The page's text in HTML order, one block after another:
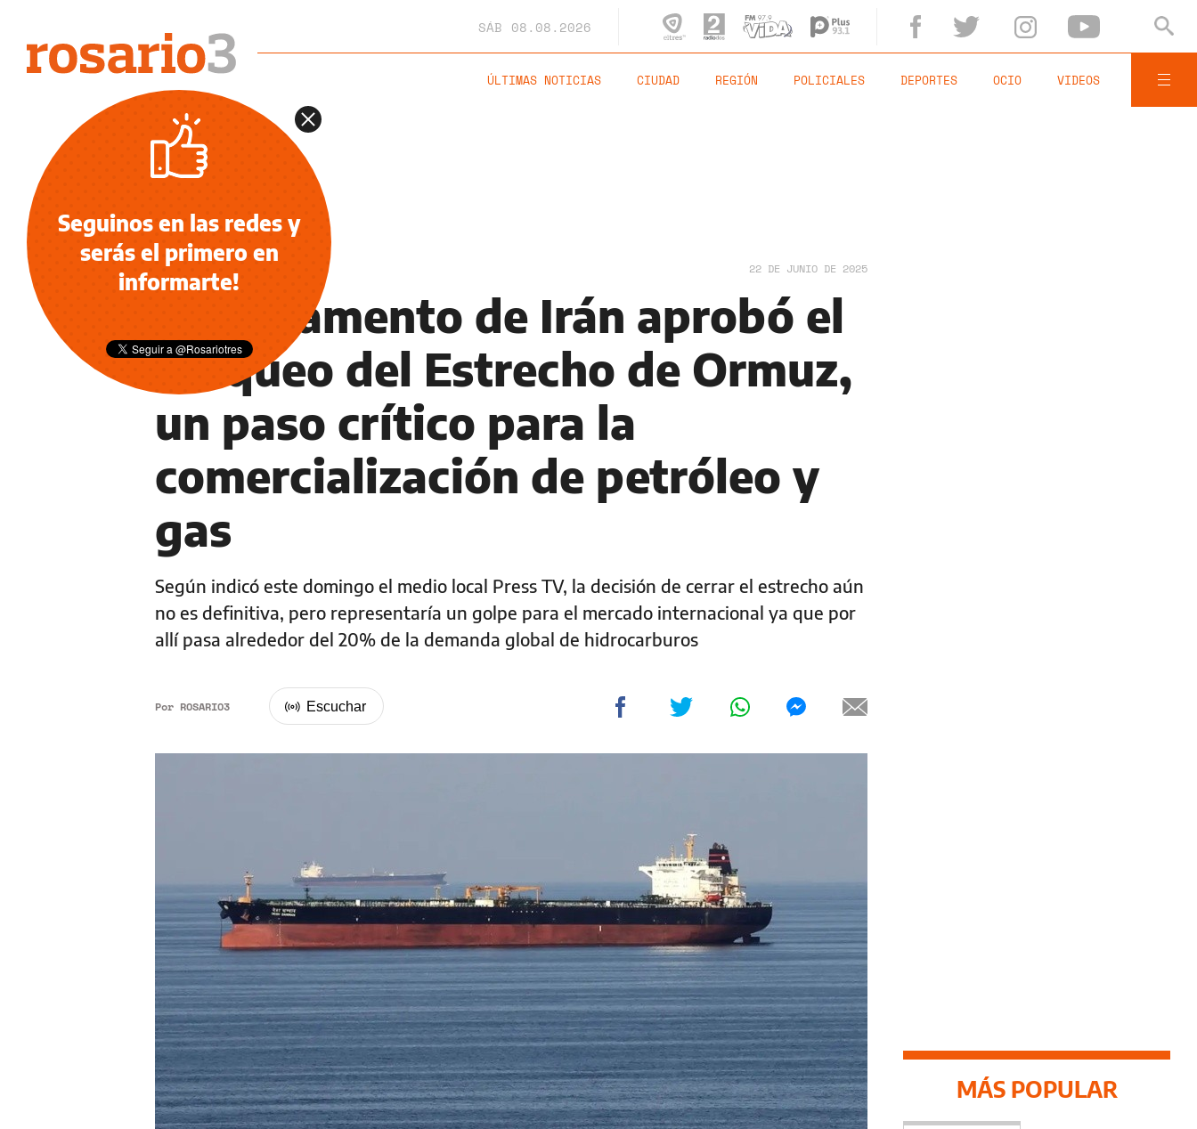
SÁB 08.08.2026
ÚLTIMAS NOTICIAS CIUDAD REGIÓN POLICIALES DEPORTES OCIO VIDEOS
INFORMACIÓN GENERAL 22 DE JUNIO DE 2025
El Parlamento de Irán aprobó el
bloqueo del Estrecho de Ormuz,
un paso crítico para la
comercialización de petróleo y
gas
Según indicó este domingo el medio local Press TV, la decisión de cerrar el estrecho aún
no es definitiva, pero representaría un golpe para el mercado internacional ya que por
allí pasa alrededor del 20% de la demanda global de hidrocarburos
Por ROSARIO3
MÁS POPULAR
Seguinos en las redes y
serás el primero en
informarte!